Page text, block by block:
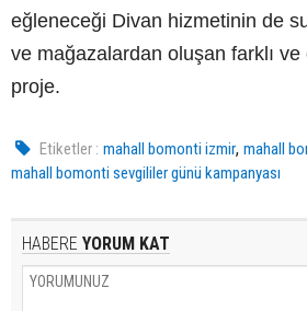
eğleneceği Divan hizmetinin de
ve mağazalardan oluşan farklı
proje.
Etiketler : mahall bomonti izmir,mahall
mahall bomonti sevgililer günü kampanyası
HABERE YORUM KAT